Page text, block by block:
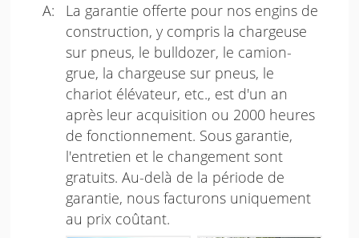
La garantie offerte pour nos engins de
construction, y compris la chargeuse
sur pneus, le bulldozer, le camion-
grue, la chargeuse sur pneus, le
chariot élévateur, etc., est d'un an
après leur acquisition ou 2000 heures
de fonctionnement. Sous garantie,
l'entretien et le changement sont
gratuits. Au-delà de la période de
garantie, nous facturons uniquement
au prix coûtant.